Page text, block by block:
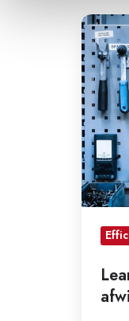
Lean
in
de
5S
maakt